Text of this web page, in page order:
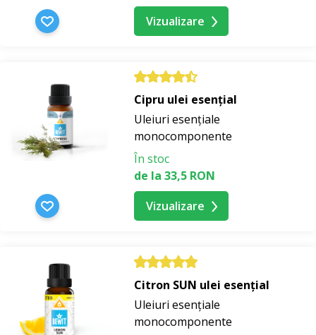
Vizualizare
Cipru ulei esențial
Uleiuri esențiale
monocomponente
În stoc
de la 33,5 RON
Vizualizare
Citron SUN ulei esențial
Uleiuri esențiale
monocomponente